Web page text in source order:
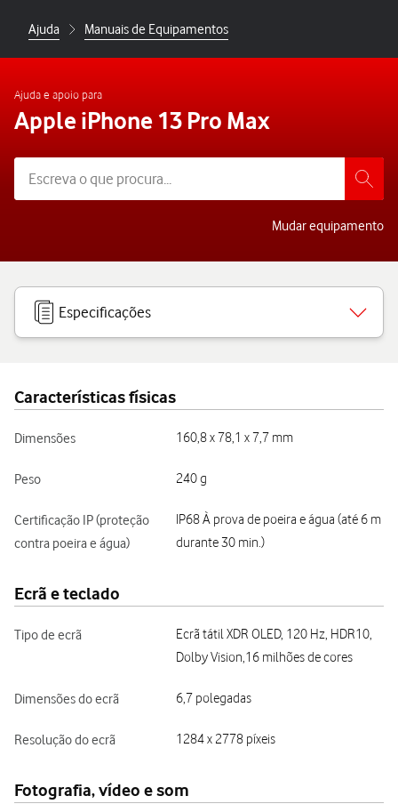
Ajuda Manuais de Equipamentos
Ajuda e apoio para
Apple iPhone 13 Pro Max
Mudar equipamento
Especificações
Características físicas
Dimensões 160,8 x 78,1 x 7,7 mm
Peso 240 g
Certificação IP (proteção
contra poeira e água)
IP68 À prova de poeira e água (até 6 m
durante 30 min.)
Ecrã e teclado
Tipo de ecrã
Ecrã tátil XDR OLED, 120 Hz, HDR10,
Dolby Vision,16 milhões de cores
Dimensões do ecrã 6,7 polegadas
Resolução do ecrã 1284 x 2778 píxeis
Fotografia, vídeo e som